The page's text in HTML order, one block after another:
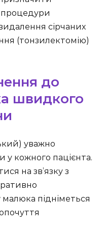
сірчаних
(тонзилектомію)
до
швидкого
уважно
у кожного пацієнта.
на зв’язку з
малюка підніметься